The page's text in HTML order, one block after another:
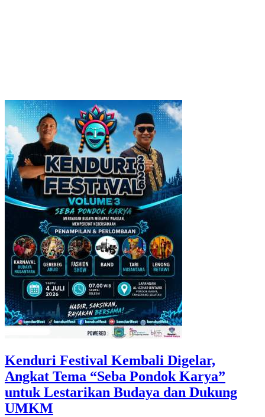
Kenduri Festival Kembali Digelar,
Angkat Tema “Seba Pondok Karya”
untuk Lestarikan Budaya dan Dukung
UMKM